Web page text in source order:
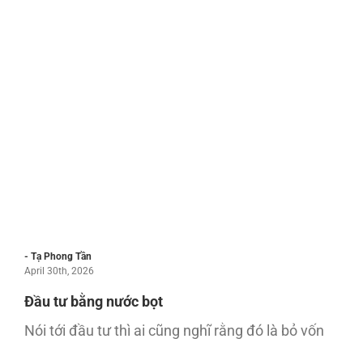
- Tạ Phong Tần
April 30th, 2026
Đầu tư bằng nước bọt
Nói tới đầu tư thì ai cũng nghĩ rằng đó là bỏ vốn